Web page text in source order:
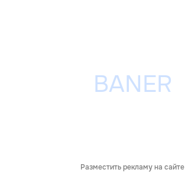
Разместить рекламу на сайте